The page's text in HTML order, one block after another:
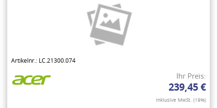
Artikelnr.: LC.21300.074
Ihr Preis:
239,45 €
Inklusive MwSt. (19%)